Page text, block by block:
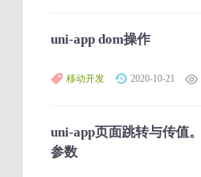
uni-app dom操作
移动开发 2020-10-21
uni-app页面跳转与传值
参数